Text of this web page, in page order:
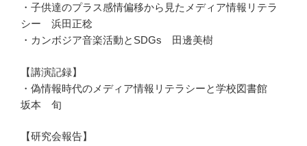
・子供達のプラス感情偏移から見たメディア情報リテラ
シー 浜田正稔
・カンボジア音楽活動とSDGs 田邊美樹
【講演記録】
・偽情報時代のメディア情報リテラシーと学校図書館
坂本 旬
【研究会報告】